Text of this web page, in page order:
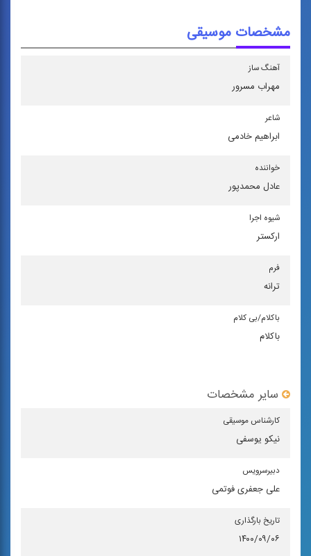
مشخصات موسیقی
آهنگ ساز
مهراب مسرور
شاعر
ابراهیم خادمی
خواننده
عادل محمدپور
شیوه اجرا
اركستر
فرم
ترانه
باكلام/بی كلام
باکلام
سایر مشخصات
كارشناس موسیقی
نیکو یوسفی
دبیرسرویس
علی جعفری فوتمی
تاریخ بارگذاری
۱۴۰۰/۰۹/۰۶